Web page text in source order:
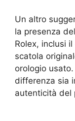
Un altro
la presenza
Rolex, inclusi
scatola
orologio
differenza sia
autenticità del